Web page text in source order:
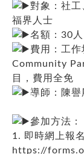
對象：社工
福界人士
名額：30人
費用：工作
Community
目，費用全免
導師：陳
參加方法：
1. 即時網上報名
https://